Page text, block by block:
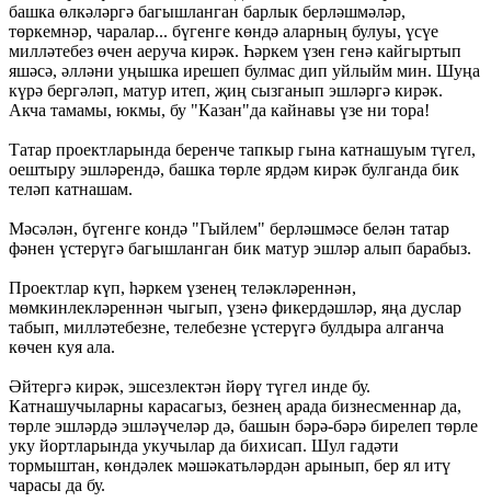
башка өлкәләргә багышланган барлык берләшмәләр,
төркемнәр, чаралар... бүгенге көндә аларның булуы, үсүе
милләтебез өчен аеруча кирәк. Һәркем үзен генә кайгыртып
яшәсә, әлләни уңышка ирешеп булмас дип уйлыйм мин. Шуңа
күрә бергәләп, матур итеп, җиң сызганып эшләргә кирәк.
Акча тамамы, юкмы, бу "Казан"да кайнавы үзе ни тора!
Татар проектларында беренче тапкыр гына катнашуым түгел,
оештыру эшләрендә, башка төрле ярдәм кирәк булганда бик
теләп катнашам.
Мәсәлән, бүгенге кондә "Гыйлем" берләшмәсе белән татар
фәнен үстерүгә багышланган бик матур эшләр алып барабыз.
Проектлар күп, һәркем үзенең теләкләреннән,
мөмкинлекләреннән чыгып, үзенә фикердәшләр, яңа дуслар
табып, милләтебезне, телебезне үстерүгә булдыра алганча
көчен куя ала.
Әйтергә кирәк, эшсезлектән йөрү түгел инде бу.
Катнашучыларны карасагыз, безнең арада бизнесменнар да,
төрле эшләрдә эшләүчеләр дә, башын бәрә-бәрә бирелеп төрле
уку йортларында укучылар да бихисап. Шул гадәти
тормыштан, көндәлек мәшәкатьләрдән арынып, бер ял итү
чарасы да бу.